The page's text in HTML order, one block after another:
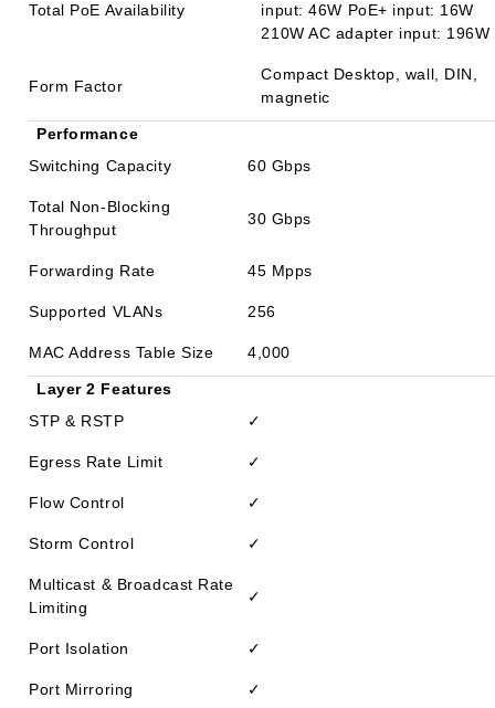
Total PoE Availability
input: 46W PoE+ input: 16W
210W AC adapter input: 196W
Form Factor
Compact Desktop, wall, DIN,
magnetic
Performance
Switching Capacity
60 Gbps
Total Non-Blocking
Throughput
30 Gbps
Forwarding Rate 45 Mpps
Supported VLANs 256
MAC Address Table Size 4,000
Layer 2 Features
STP & RSTP
✓
Egress Rate Limit ✓
Flow Control ✓
Storm Control ✓
Multicast & Broadcast Rate
Limiting
✓
Port Isolation ✓
Port Mirroring ✓